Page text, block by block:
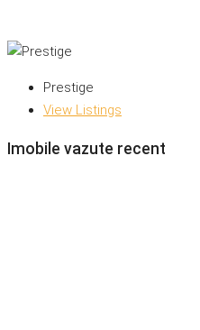
Prestige
View Listings
Imobile vazute recent